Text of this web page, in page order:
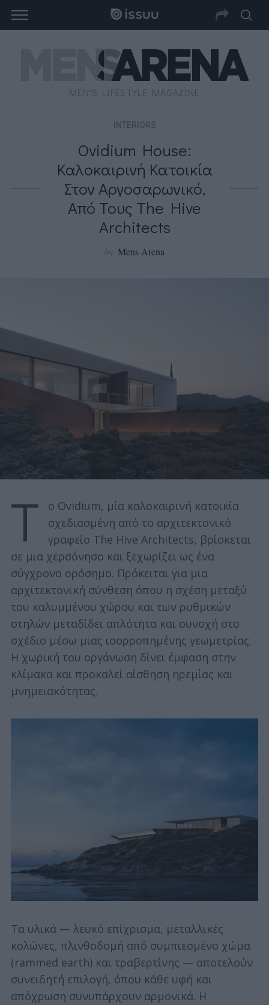
MEN'S LIFESTYLE MAGAZINE
INTERIORS
Ovidium House:
Καλοκαιρινή Κατοικία
Στον Αργοσαρωνικό,
Από Τους The Hive
Architects
by Mens Arena
Τ
ο Ovidium, μία καλοκαιρινή κατοικία
σχεδιασμένη από το αρχιτεκτονικό
γραφείο The Hive Architects, βρίσκεται
σε μια χερσόνησο και ξεχωρίζει ως ένα
σύγχρονο ορόσημο. Πρόκειται για μια
αρχιτεκτονική σύνθεση όπου η σχέση μεταξύ
του καλυμμένου χώρου και των ρυθμικών
στηλών μεταδίδει απλότητα και συνοχή στο
σχέδιο μέσω μιας ισορροπημένης γεωμετρίας.
Η χωρική του οργάνωση δίνει έμφαση στην
κλίμακα και προκαλεί αίσθηση ηρεμίας και
μνημειακότητας.
Τα υλικά — λευκό επίχρισμα, μεταλλικές
κολώνες, πλινθοδομή από συμπιεσμένο χώμα
(rammed earth) και τραβερτίνης — αποτελούν
συνειδητή επιλογή, όπου κάθε υφή και
απόχρωση συνυπάρχουν αρμονικά. Η